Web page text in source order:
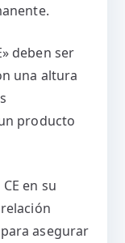
deben ser
una altura
producto
en su
asegurar